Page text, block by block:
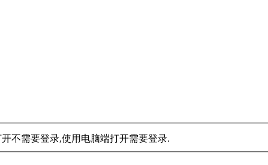
不需要登录,使用电脑端打开需要登录.